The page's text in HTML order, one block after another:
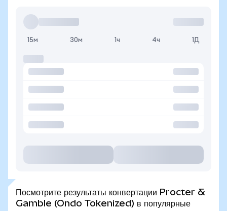
15м 30м 1ч 4ч 1Д
Посмотрите результаты конвертации Procter &
Gamble (Ondo Tokenized) в популярные